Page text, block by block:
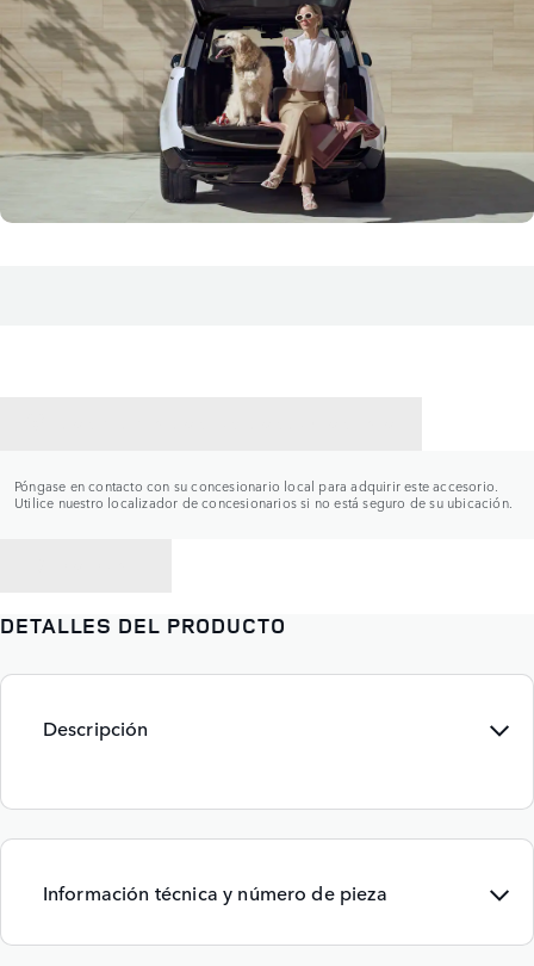
Póngase en contacto con su concesionario local para adquirir este accesorio.
Utilice nuestro localizador de concesionarios si no está seguro de su ubicación.
DETALLES DEL PRODUCTO
Descripción
Información técnica y número de pieza